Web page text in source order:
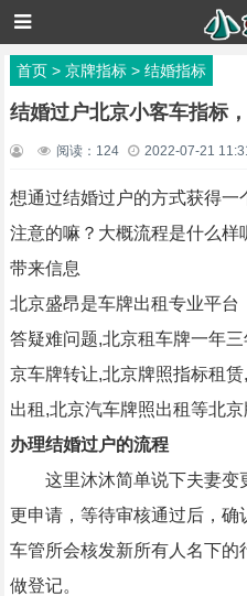
首页> 京牌指标> 结婚指标
结婚过户北京小客车指标
阅读： 124 2022-07-21
想通过结婚过户的方式获得
注意的嘛？大概流程是什么
带来信息
北京盛昂是车牌出租专业平
答疑难问题,北京租车牌一年
京车牌转让,北京牌照指标租
出租,北京汽车牌照出租等北京
办理结婚过户的流程
这里沐沐简单说下夫妻变
更申请，等待审核通过后，
车管所会核发新所有人名下
做登记。